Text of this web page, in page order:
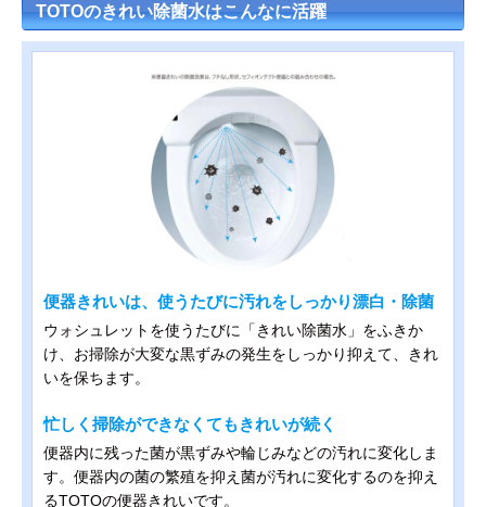
TOTOのきれい除菌水はこんなに活躍
便器きれいは、使うたびに汚れをしっかり漂白・除菌
ウォシュレットを使うたびに「きれい除菌水」をふきか
け、お掃除が大変な黒ずみの発生をしっかり抑えて、きれ
いを保ちます。
忙しく掃除ができなくてもきれいが続く
便器内に残った菌が黒ずみや輪じみなどの汚れに変化しま
す。便器内の菌の繁殖を抑え菌が汚れに変化するのを抑え
るTOTOの便器きれいです。